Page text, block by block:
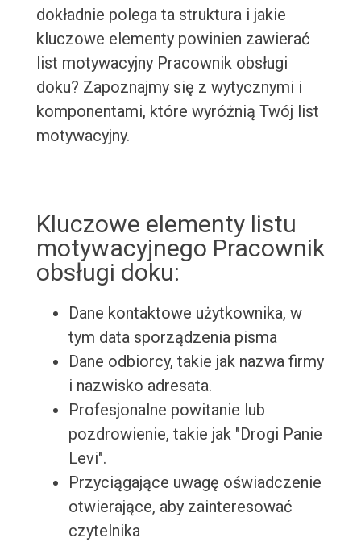
dokładnie polega ta struktura i jakie
kluczowe elementy powinien zawierać
list motywacyjny Pracownik obsługi
doku? Zapoznajmy się z wytycznymi i
komponentami, które wyróżnią Twój list
motywacyjny.
Kluczowe elementy listu
motywacyjnego Pracownik
obsługi doku:
Dane kontaktowe użytkownika, w
tym data sporządzenia pisma
Dane odbiorcy, takie jak nazwa firmy
i nazwisko adresata.
Profesjonalne powitanie lub
pozdrowienie, takie jak "Drogi Panie
Levi".
Przyciągające uwagę oświadczenie
otwierające, aby zainteresować
czytelnika